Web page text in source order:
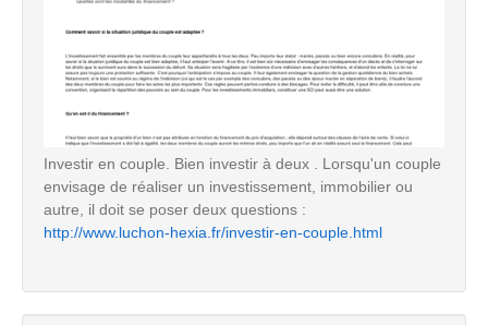
Investir en couple. Bien investir à deux . Lorsqu'un couple
envisage de réaliser un investissement, immobilier ou
autre, il doit se poser deux questions :
http://www.luchon-hexia.fr/investir-en-couple.html